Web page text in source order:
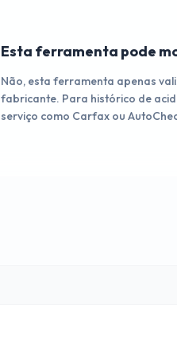
Esta ferramenta pode
Não, esta ferramenta apenas
fabricante. Para histórico de
serviço como Carfax ou